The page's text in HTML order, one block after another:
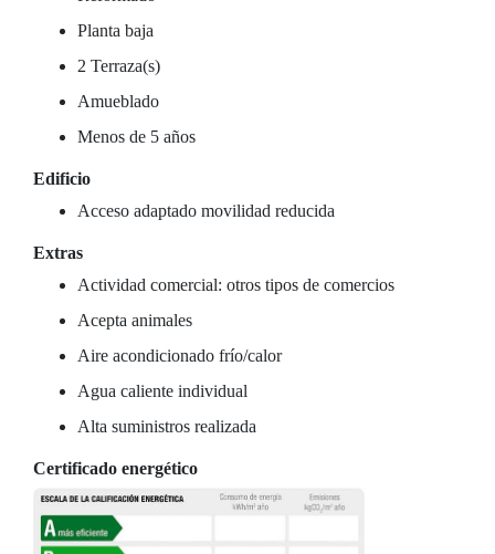
Planta baja
2 Terraza(s)
Amueblado
Menos de 5 años
Edificio
Acceso adaptado movilidad reducida
Extras
Actividad comercial: otros tipos de comercios
Acepta animales
Aire acondicionado frío/calor
Agua caliente individual
Alta suministros realizada
Certificado energético